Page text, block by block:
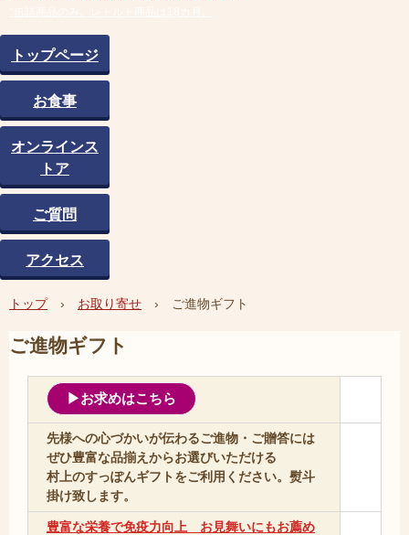
トップページ
お食事
オンラインス
トア
ご質問
アクセス
トップ › お取り寄せ › ご進物ギフト
ご進物ギフト
▶お求めはこちら
先様への心づかいが伝わるご進物・ご贈答には
ぜひ豊富な品揃えからお選びいただける
村上のすっぽんギフトをご利用ください。熨斗
掛け致します。
豊富な栄養で免疫力向上 お見舞いにもお薦め